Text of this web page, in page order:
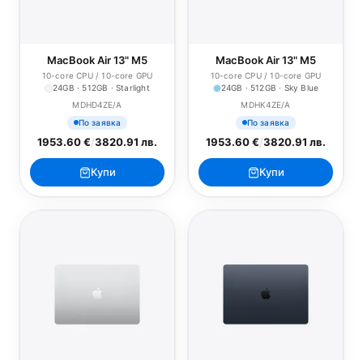
MacBook Air 13" M5
10-core CPU / 10-core GPU
24GB · 512GB · Starlight
MDHD4ZE/A
По заявка
1953.60 €/3820.91 лв.
Купи
MacBook Air 13" M5
10-core CPU / 10-core GPU
24GB · 512GB · Sky Blue
MDHK4ZE/A
По заявка
1953.60 €/3820.91 лв.
Купи